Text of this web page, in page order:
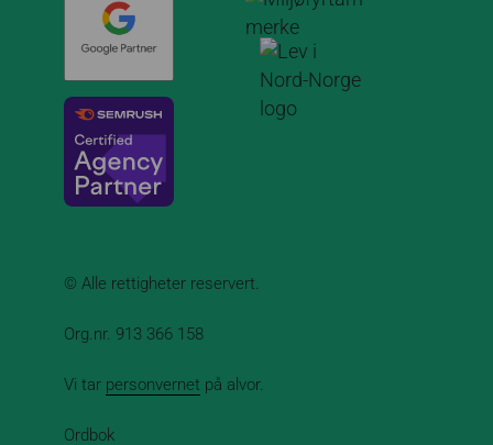
© Alle rettigheter reservert.
Org.nr. 913 366 158
Vi tar personvernet på alvor.
Ordbok